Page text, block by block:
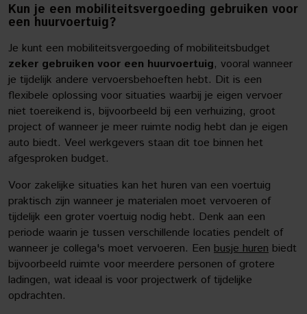
Kun je een mobiliteitsvergoeding gebruiken voor
een huurvoertuig?
Je kunt een mobiliteitsvergoeding of mobiliteitsbudget
zeker gebruiken voor een huurvoertuig, vooral wanneer
je tijdelijk andere vervoersbehoeften hebt. Dit is een
flexibele oplossing voor situaties waarbij je eigen vervoer
niet toereikend is, bijvoorbeeld bij een verhuizing, groot
project of wanneer je meer ruimte nodig hebt dan je eigen
auto biedt. Veel werkgevers staan dit toe binnen het
afgesproken budget.
Voor zakelijke situaties kan het huren van een voertuig
praktisch zijn wanneer je materialen moet vervoeren of
tijdelijk een groter voertuig nodig hebt. Denk aan een
periode waarin je tussen verschillende locaties pendelt of
wanneer je collega's moet vervoeren. Een busje huren biedt
bijvoorbeeld ruimte voor meerdere personen of grotere
ladingen, wat ideaal is voor projectwerk of tijdelijke
opdrachten.